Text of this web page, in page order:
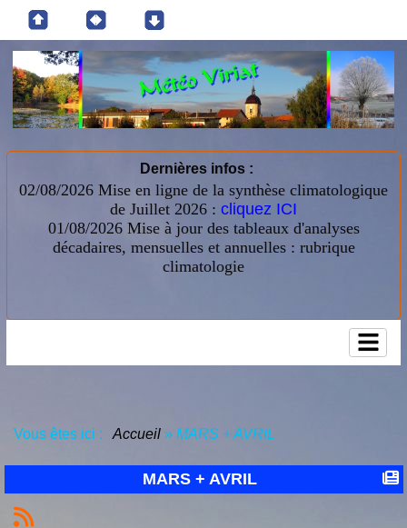
Dernières infos :
02/08/2026 Mise en ligne de la synthèse climatologique
de Juillet 2026 : cliquez ICI
01/08/2026 Mise à jour des tableaux d'analyses
décadaires, mensuelles et annuelles : rubrique
climatologie
Vous êtes ici : Accueil » MARS + AVRIL
MARS + AVRIL